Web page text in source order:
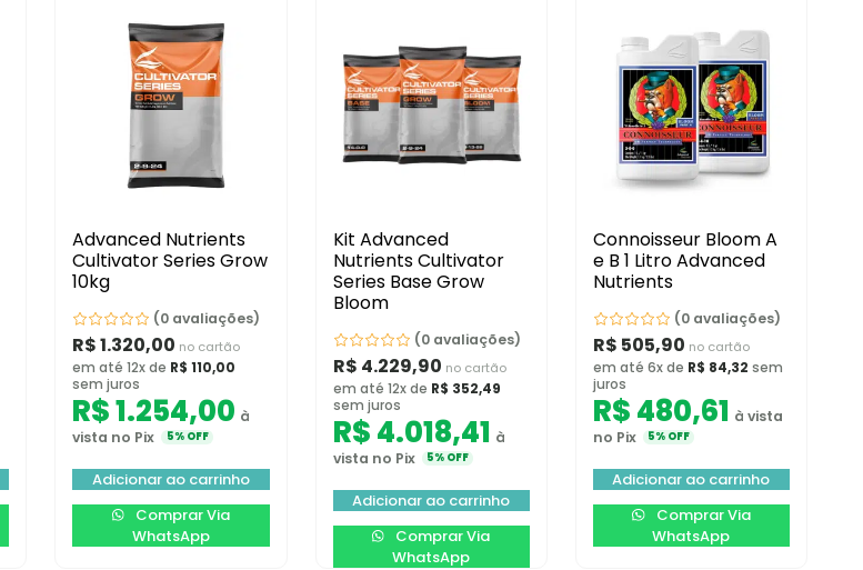
Advanced Nutrients
Cultivator Series Grow
10kg
(0 avaliações)
R$1.320,00 no cartão
em até 12x de R$ 110,00
sem juros
R$1.254,00 à
vista no Pix
5% OFF
Adicionar ao carrinho
Comprar Via
WhatsApp
Kit Advanced
Nutrients Cultivator
Series Base Grow
Bloom
(0 avaliações)
R$ 4.229,90 no cartão
em até 12x de R$ 352,49
sem juros
R$4.018,41 à
vista no Pix
5% OFF
Adicionar ao carrinho
Comprar Via
WhatsApp
Connoisseur Bloom A
e B 1 Litro Advanced
Nutrients
(0 avaliações)
R$ 505,90 no cartão
em até 6x de R$ 84,32 sem
juros
R$480,61 à vista
no Pix
5% OFF
Adicionar ao carrinho
Comprar Via
WhatsApp